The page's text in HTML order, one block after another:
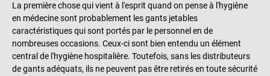
La première chose qui vient à l'esprit quand on pense à l'hygiène
en médecine sont probablement les gants jetables
caractéristiques qui sont portés par le personnel en de
nombreuses occasions. Ceux-ci sont bien entendu un élément
central de l'hygiène hospitalière. Toutefois, sans les distributeurs
de gants adéquats, ils ne peuvent pas être retirés en toute sécurité